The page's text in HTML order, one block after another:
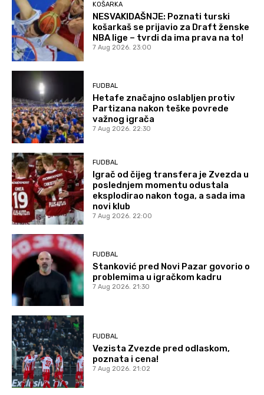
KOŠARKA
NESVAKIDAŠNJE: Poznati turski
košarkaš se prijavio za Draft ženske
NBA lige – tvrdi da ima prava na to!
7 Aug 2026. 23:00
FUDBAL
Hetafe značajno oslabljen protiv
Partizana nakon teške povrede
važnog igrača
7 Aug 2026. 22:30
FUDBAL
Igrač od čijeg transfera je Zvezda u
poslednjem momentu odustala
eksplodirao nakon toga, a sada ima
novi klub
7 Aug 2026. 22:00
FUDBAL
Stanković pred Novi Pazar govorio o
problemima u igračkom kadru
7 Aug 2026. 21:30
FUDBAL
Vezista Zvezde pred odlaskom,
poznata i cena!
7 Aug 2026. 21:02